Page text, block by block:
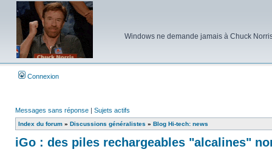
Windows ne demande jamais à Chuck
Connexion
Messages sans réponse | Sujets actifs
Index du forum » Discussions généralistes » Blog Hi-tech: news
iGo : des piles rechargeables "alcalines"